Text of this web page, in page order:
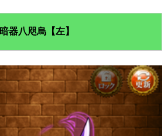
暗器八咫烏【左】